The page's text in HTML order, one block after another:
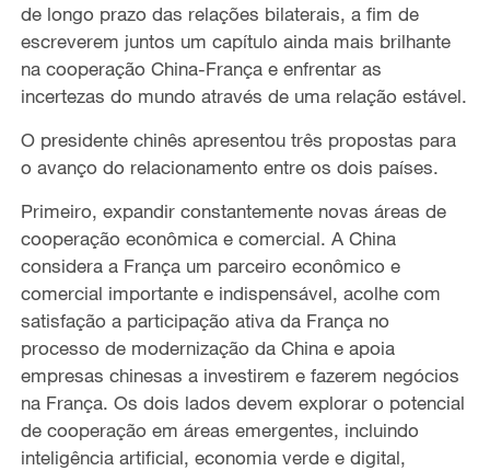
de longo prazo das relações bilaterais, a fim de
escreverem juntos um capítulo ainda mais brilhante
na cooperação China-França e enfrentar as
incertezas do mundo através de uma relação estável.
O presidente chinês apresentou três propostas para
o avanço do relacionamento entre os dois países.
Primeiro, expandir constantemente novas áreas de
cooperação econômica e comercial. A China
considera a França um parceiro econômico e
comercial importante e indispensável, acolhe com
satisfação a participação ativa da França no
processo de modernização da China e apoia
empresas chinesas a investirem e fazerem negócios
na França. Os dois lados devem explorar o potencial
de cooperação em áreas emergentes, incluindo
inteligência artificial, economia verde e digital,